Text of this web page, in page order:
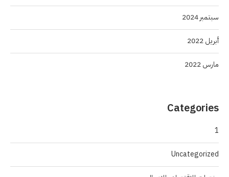
سبتمبر 2024
أبريل 2022
مارس 2022
Categories
1
Uncategorized